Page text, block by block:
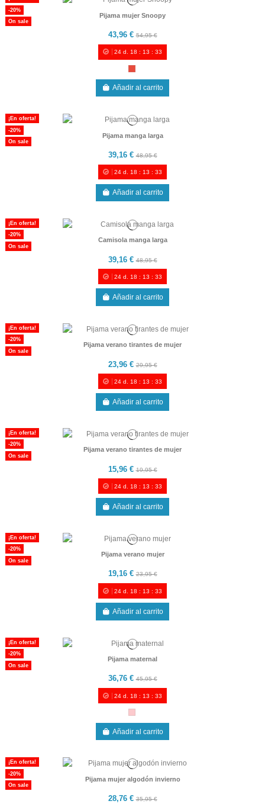
-20%
On sale
Pijama mujer Snoopy
43,96 €54,95 €
24 d. 18 :13 :33
Añadir al carrito
¡En oferta!
-20%
On sale
Pijama manga larga
39,16 €48,95 €
24 d. 18 : 13 :33
Añadir al carrito
¡En oferta!
-20%
On sale
Camisola manga larga
39,16 €48,95 €
24 d. 18 : 13 :33
Añadir al carrito
¡En oferta!
-20%
On sale
Pijama verano tirantes de mujer
23,96 €29,95 €
24 d. 18 : 13 :33
Añadir al carrito
¡En oferta!
-20%
On sale
Pijama verano tirantes de mujer
15,96 €19,95 €
24 d. 18 : 13 :33
Añadir al carrito
¡En oferta!
-20%
On sale
Pijama verano mujer
19,16 €23,95 €
24 d. 18 : 13 :33
Añadir al carrito
¡En oferta!
-20%
On sale
Pijama maternal
36,76 €45,95 €
24 d. 18 : 13 :33
Añadir al carrito
¡En oferta!
-20%
On sale
Pijama mujer algodón invierno
28,76 €35,95 €